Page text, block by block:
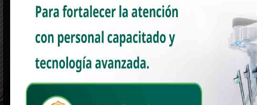
Hermosillo” Los resultados del Toño lo han catapu [...]
More
Una nueva era de entendimiento
entre palacios